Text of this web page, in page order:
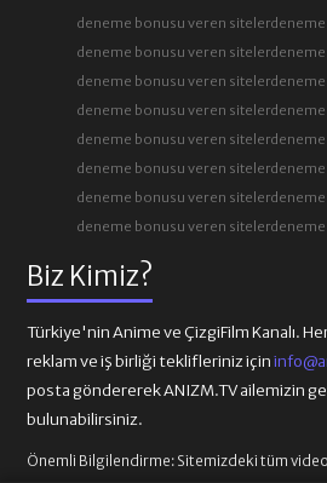
Biz Kimiz?
Türkiye'nin Anime ve ÇizgiFilm Kanalı.
reklam ve iş birliği teklifleriniz için
posta göndererek ANIZM.TV ailemizin
bulunabilirsiniz.
Önemli Bilgilendirme: Sitemizdeki tüm
deneme bonusu veren siteler
deneme bonusu veren siteler
deneme bonusu veren siteler
deneme bonusu veren siteler
deneme bonusu veren siteler
deneme bonusu veren siteler
deneme bonusu veren siteler
deneme bonusu veren siteler